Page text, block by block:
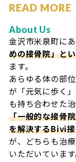
READ MORE
About Us
金沢市米泉町に
めの接骨院」と
ます。
あらゆる体の部
が「元気に歩く
も持ち合わせた治
「一般的な接骨
を解決するBivi
が、どちらも治
いただいています